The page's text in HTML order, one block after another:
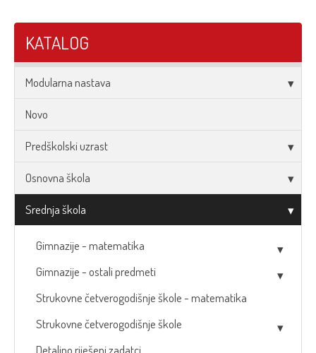
KATALOG
Modularna nastava
Novo
Predškolski uzrast
Osnovna škola
Srednja škola
Gimnazije - matematika
Gimnazije - ostali predmeti
Strukovne četverogodišnje škole - matematika
Strukovne četverogodišnje škole
Detaljno riješeni zadatci